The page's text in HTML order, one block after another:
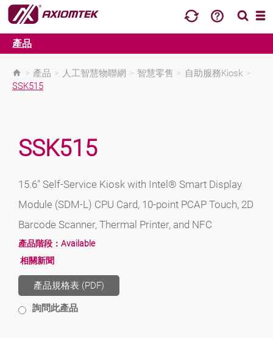
產品
> 產品 > 人工智慧物聯網 > 智慧零售 > 自助服務Kiosk >
SSK515
SSK515
15.6" Self-Service Kiosk with Intel® Smart Display
Module (SDM-L) CPU Card, 10-point PCAP Touch, 2D
Barcode Scanner, Thermal Printer, and NFC
產品階段： Available
相關新聞
產品規格表 (PDF)
詢問此產品